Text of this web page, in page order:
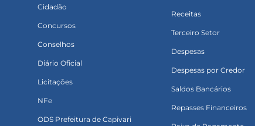
Cidadão
Concursos
Conselhos
Diário Oficial
Licitações
NFe
ODS Prefeitura de Capivari
Receitas
Terceiro Setor
Despesas
Despesas por Credor
Saldos Bancários
Repasses Financeiros